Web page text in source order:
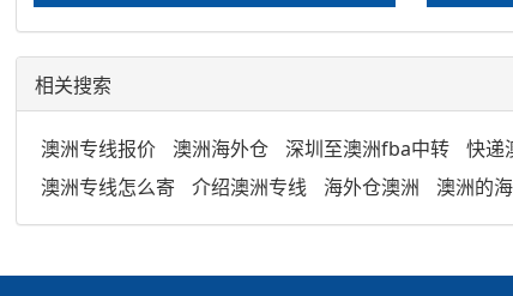
相关搜索
澳洲专线报价 澳洲海外仓 深圳至澳洲fba中转 快递
澳洲专线怎么寄
介绍澳洲专线 海外仓澳洲 澳洲的